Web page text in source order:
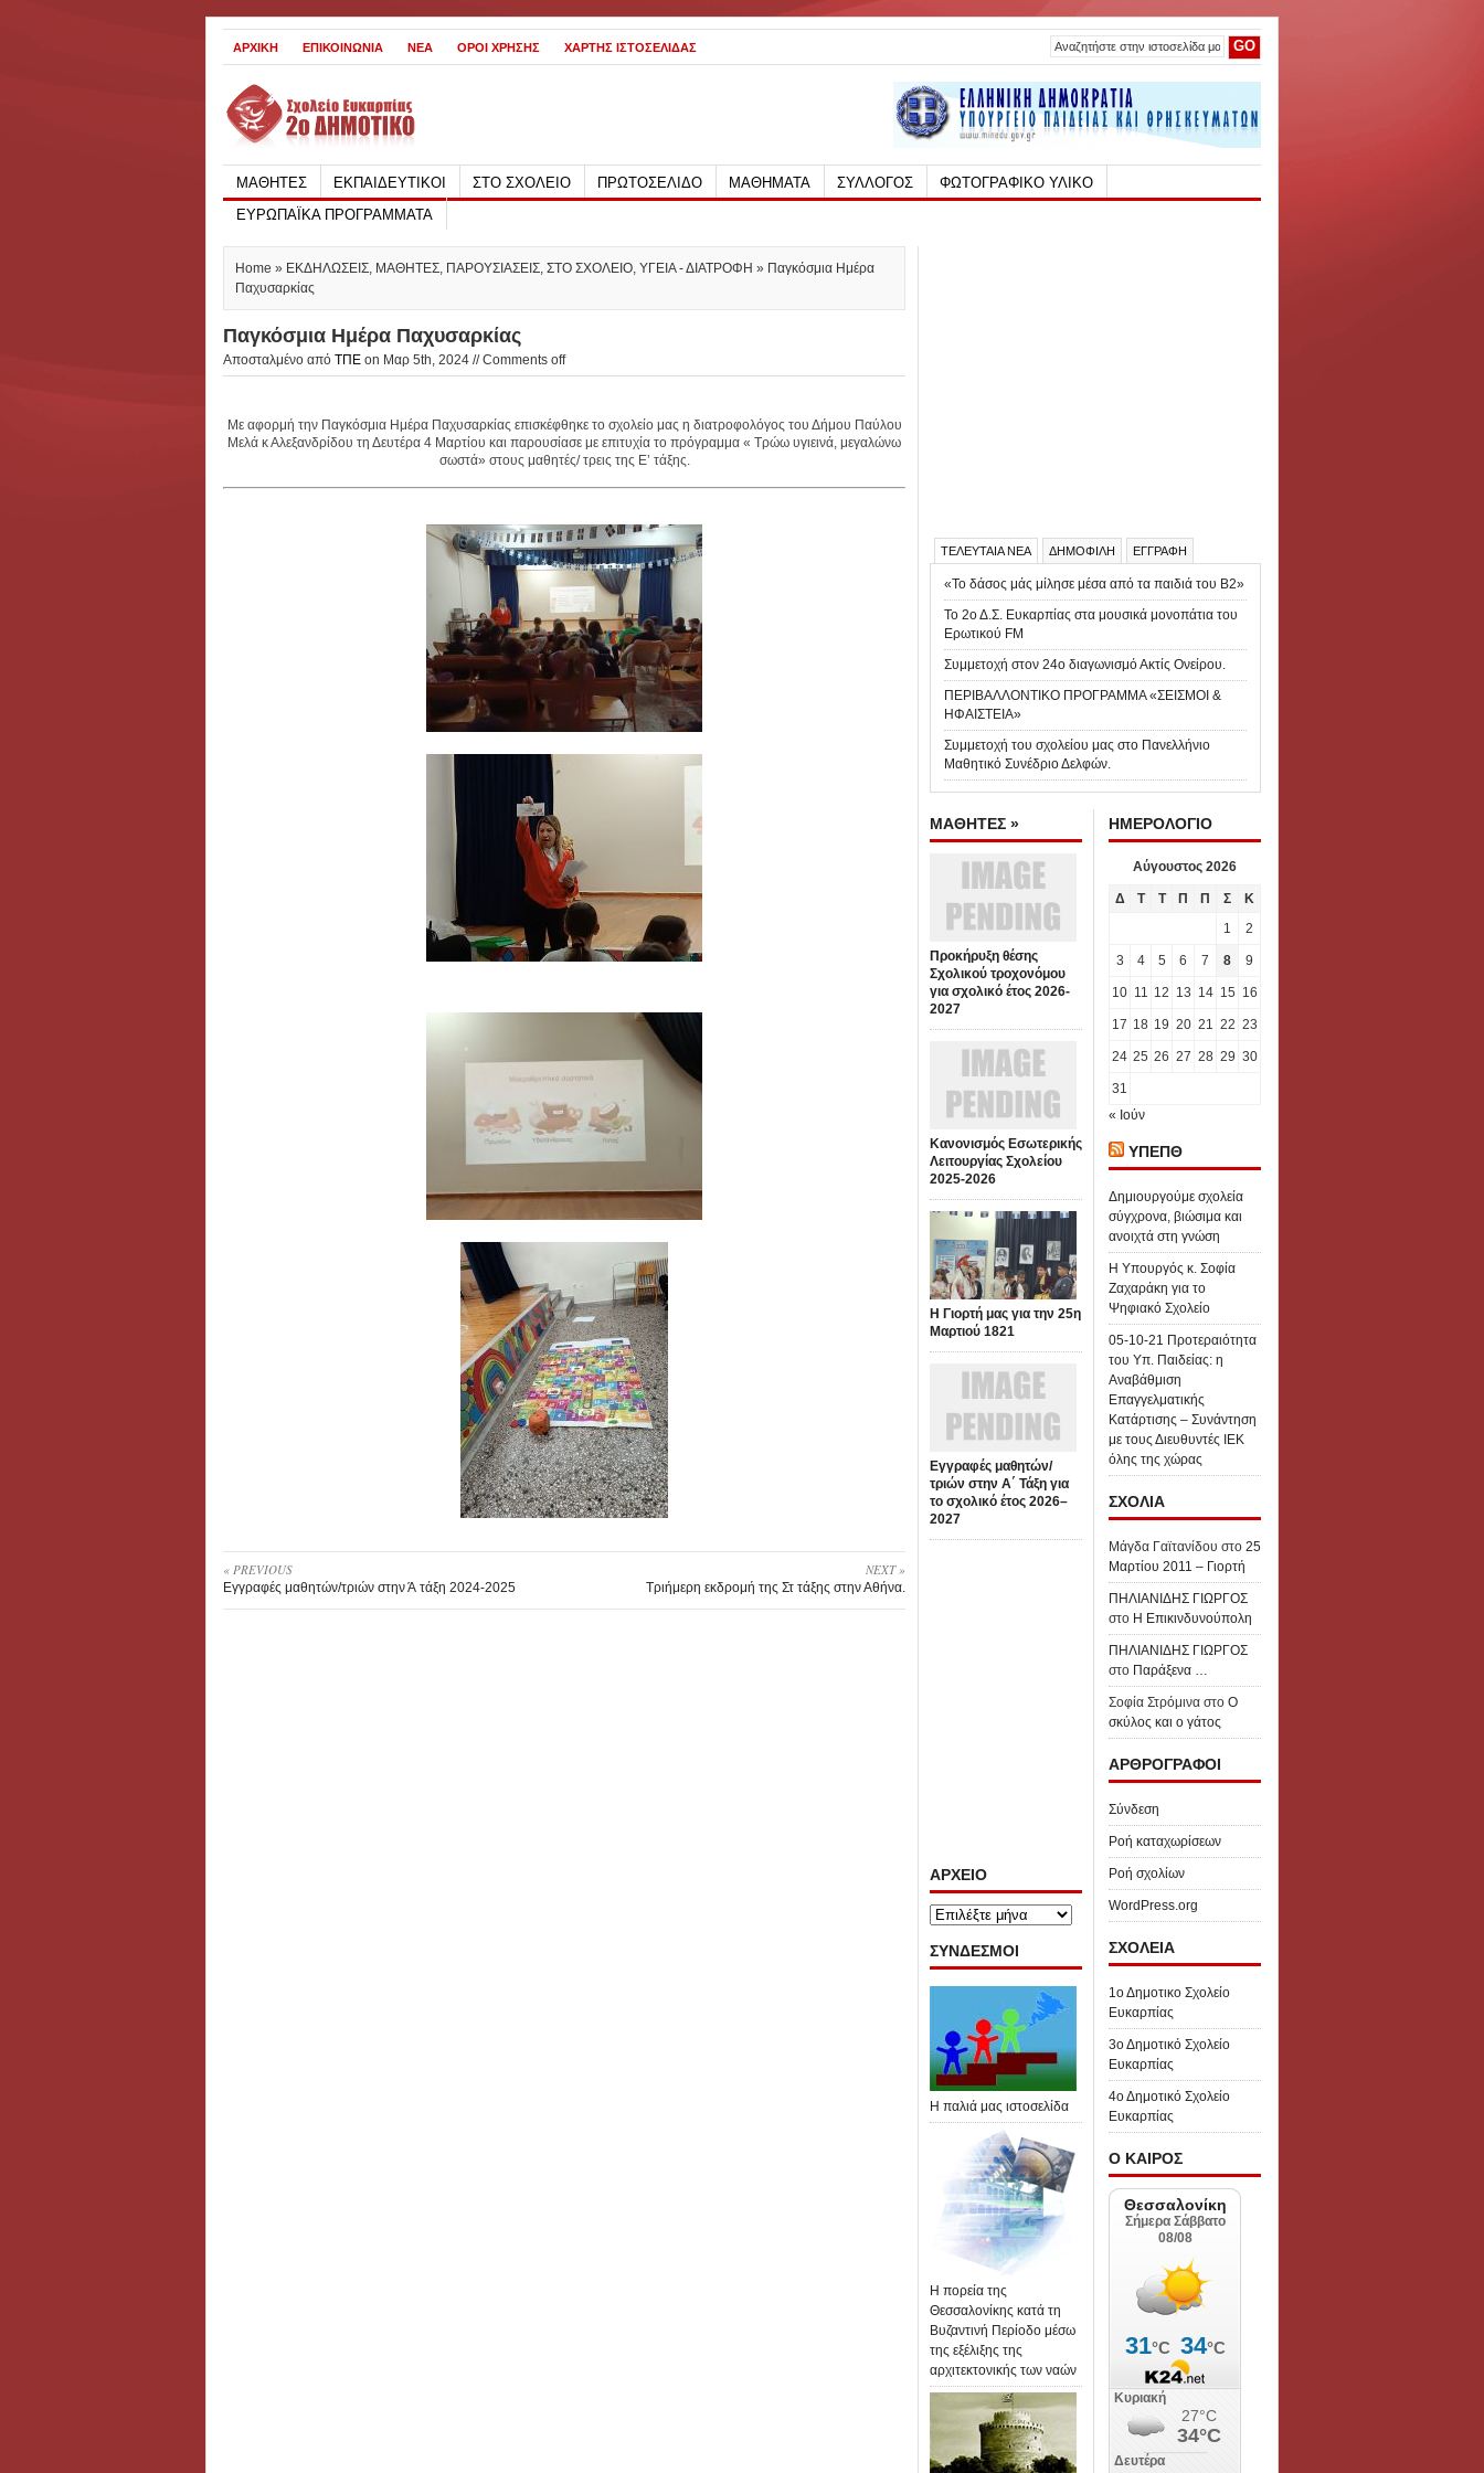
ΑΡΧΙΚΗ ΕΠΙΚΟΙΝΩΝΙΑ ΝΕΑ ΟΡΟΙ ΧΡΗΣΗΣ ΧΑΡΤΗΣ ΙΣΤΟΣΕΛΙΔΑΣ
ΜΑΘΗΤΕΣ ΕΚΠΑΙΔΕΥΤΙΚΟΙ ΣΤΟ ΣΧΟΛΕΙΟ ΠΡΩΤΟΣΕΛΙΔΟ ΜΑΘΗΜΑΤΑ ΣΥΛΛΟΓΟΣ
ΦΩΤΟΓΡΑΦΙΚΟ ΥΛΙΚΟ
ΕΥΡΩΠΑΪΚΑ ΠΡΟΓΡΑΜΜΑΤΑ
Home » ΕΚΔΗΛΩΣΕΙΣ, ΜΑΘΗΤΕΣ, ΠΑΡΟΥΣΙΑΣΕΙΣ, ΣΤΟ ΣΧΟΛΕΙΟ, ΥΓΕΙΑ - ΔΙΑΤΡΟΦΗ » Παγκόσμια Ημέρα
Παχυσαρκίας
Παγκόσμια Ημέρα Παχυσαρκίας
Αποσταλμένο από ΤΠΕ on Μαρ 5th, 2024 //Comments off
Με αφορμή την Παγκόσμια Ημέρα Παχυσαρκίας επισκέφθηκε το σχολείο μας η διατροφολόγος του Δήμου Παύλου
Μελά κ Αλεξανδρίδου τη Δευτέρα 4 Μαρτίου και παρουσίασε με επιτυχία το πρόγραμμα « Τρώω υγιεινά, μεγαλώνω
σωστά» στους μαθητές/ τρεις της Ε’ τάξης.
« PREVIOUS
Εγγραφές μαθητών/τριών στην Ά τάξη 2024-2025
NEXT »
Τριήμερη εκδρομή της Στ τάξης στην Αθήνα.
ΤΕΛΕΥΤΑΙΑ ΝΕΑ ΔΗΜΟΦΙΛΗ ΕΓΓΡΑΦΗ
«Το δάσος μάς μίλησε μέσα από τα παιδιά του Β2»
Το 2ο Δ.Σ. Ευκαρπίας στα μουσικά μονοπάτια του
Ερωτικού FM
Συμμετοχή στον 24ο διαγωνισμό Ακτίς Ονείρου.
ΠΕΡΙΒΑΛΛΟΝΤΙΚΟ ΠΡΟΓΡΑΜΜΑ «ΣΕΙΣΜΟΙ &
ΗΦΑΙΣΤΕΙΑ»
Συμμετοχή του σχολείου μας στο Πανελλήνιο
Μαθητικό Συνέδριο Δελφών.
ΜΑΘΗΤΕΣ »
Προκήρυξη θέσης
Σχολικού τροχονόμου
για σχολικό έτος 2026-
2027
Κανονισμός Εσωτερικής
Λειτουργίας Σχολείου
2025-2026
Η Γιορτή μας για την 25η
Μαρτιού 1821
Εγγραφές μαθητών/
τριών στην Α΄ Τάξη για
το σχολικό έτος 2026–
2027
ΑΡΧΕΙΟ
ΑΡΧΕΙΟ
ΣΥΝΔΕΣΜΟΙ
Η παλιά μας ιστοσελίδα
Η πορεία της
Θεσσαλονίκης κατά τη
Βυζαντινή Περίοδο μέσω
της εξέλιξης της
αρχιτεκτονικής των ναών
ΗΜΕΡΟΛΟΓΙΟ
Αύγουστος 2026
Δ Τ Τ Π Π Σ
Κ
1
2
3 4 5 6 7 8 9
10 11 12 13 14 15 16
17 18 19 20 21 22 23
24 25 26 27 28 29 30
31
« Ιούν
ΥΠΕΠΘ
Δημιουργούμε σχολεία
σύγχρονα, βιώσιμα και
ανοιχτά στη γνώση
Η Υπουργός κ. Σοφία
Ζαχαράκη για το
Ψηφιακό Σχολείο
05-10-21 Προτεραιότητα
του Υπ. Παιδείας: η
Αναβάθμιση
Επαγγελματικής
Κατάρτισης – Συνάντηση
με τους Διευθυντές ΙΕΚ
όλης της χώρας
ΣΧΟΛΙΑ
Μάγδα Γαϊτανίδου στο 25
Μαρτίου 2011 – Γιορτή
ΠΗΛΙΑΝΙΔΗΣ ΓΙΩΡΓΟΣ
στο Η Επικινδυνούπολη
ΠΗΛΙΑΝΙΔΗΣ ΓΙΩΡΓΟΣ
στο Παράξενα …
Σοφία Στρόμινα στο Ο
σκύλος και ο γάτος
ΑΡΘΡΟΓΡΑΦΟΙ
Σύνδεση
Ροή καταχωρίσεων
Ροή σχολίων
WordPress.org
ΣΧΟΛΕΙΑ
1ο Δημοτικο Σχολείο
Ευκαρπίας
3ο Δημοτικό Σχολείο
Ευκαρπίας
4ο Δημοτικό Σχολείο
Ευκαρπίας
Ο ΚΑΙΡΟΣ